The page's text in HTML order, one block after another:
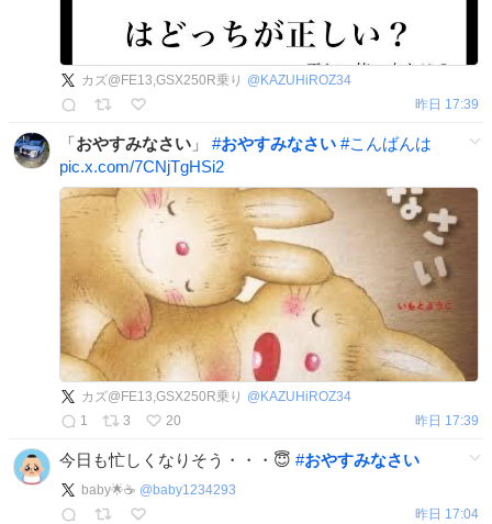
カズ@FE13,GSX250R乗り @ KAZUHiROZ34
昨日 17:39
「おやすみなさい 」 #おやすみなさい #こんばんは
pic.x.com/7CNjTgHSi2
カズ@FE13,GSX250R乗り @ KAZUHiROZ34
1
3 20 昨日 17:39
今日も忙しくなりそう・・・😇 #おやすみなさい
baby🌟☕ @baby1234293
昨日 17:04